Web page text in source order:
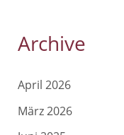
Archive
April 2026
März 2026